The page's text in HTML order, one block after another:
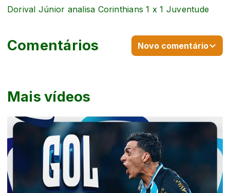
Mais vídeos
Dorival Júnior analisa Corinthians 1 x 1 Juventude
Comentários Novo comentário